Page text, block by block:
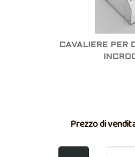
CAVALIERE PER
Prezzo di